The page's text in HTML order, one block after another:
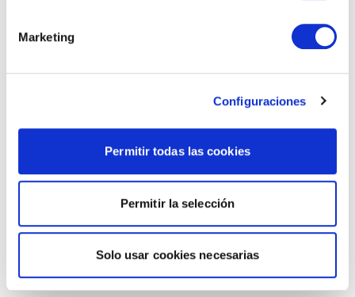
Marketing
Configuraciones
Permitir todas las cookies
Permitir la selección
Solo usar cookies necesarias